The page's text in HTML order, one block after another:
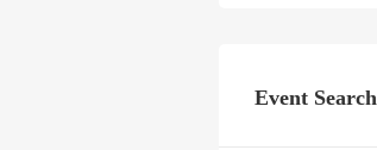
Event Search